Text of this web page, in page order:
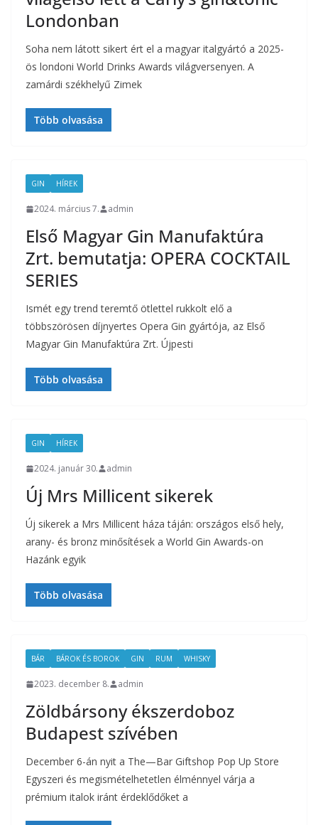
Londonban
Soha nem látott sikert ért el a magyar italgyártó a 2025-
ös londoni World Drinks Awards világversenyen. A
zamárdi székhelyű Zimek
Több olvasása
GIN HÍREK
2024. március 7. admin
Első Magyar Gin Manufaktúra
Zrt. bemutatja: OPERA COCKTAIL
SERIES
Ismét egy trend teremtő ötlettel rukkolt elő a
többszörösen díjnyertes Opera Gin gyártója, az Első
Magyar Gin Manufaktúra Zrt. Újpesti
Több olvasása
GIN HÍREK
2024. január 30. admin
Új Mrs Millicent sikerek
Új sikerek a Mrs Millicent háza táján: országos első hely,
arany- és bronz minősítések a World Gin Awards-on
Hazánk egyik
Több olvasása
BÁR BÁROK ÉS BOROK GIN RUM WHISKY
2023. december 8. admin
Zöldbársony ékszerdoboz
Budapest szívében
December 6-án nyit a The—Bar Giftshop Pop Up Store
Egyszeri és megismételhetetlen élménnyel várja a
prémium italok iránt érdeklődőket a